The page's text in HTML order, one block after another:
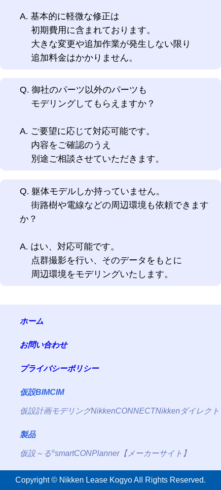
A. 基本的に軽微な修正は
初期費用に含まれております。
大きな変更や追加作業が発生しない限り
追加料金はかかりません。
Q. 御社のパーツ以外のパーツも
モデリングしてもらえますか？
A. ご要望に応じて対応可能です。
内容をご確認のうえ
別途ご相談させていただきます。
Q. 躯体モデルしか持っていません。
街路樹や電線などの周辺環境も依頼できます
か？
A. はい、対応可能です。
点群撮影を行い、そのデータをもとに
周辺環境をモデリングいたします。
ホーム
お問い合わせ
プライバシーポリシー
仮設BIMCIM
仮設計画モデリングNikkenCONNECTNikkenダイレクト
製品
仮設～る®smartCONPlanner【メーカーサイト】
Copyright © Nikken Lease Kogyo All Rights Reserved.